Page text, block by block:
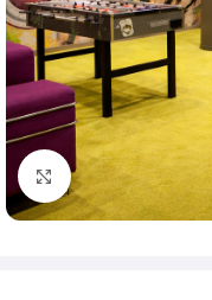
Klik om te vergroten